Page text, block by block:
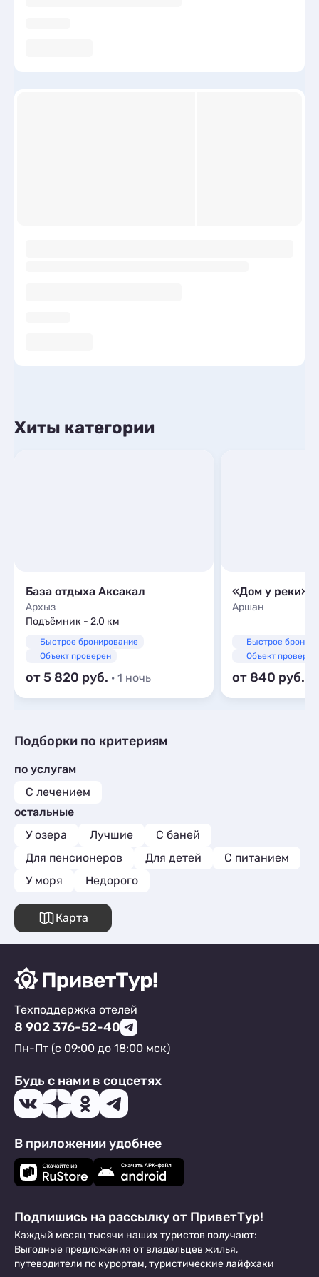
Хиты категории
База отдыха Аксакал
Архыз
Подъёмник - 2,0 км
Быстрое бронирование
Объект проверен
от 5 820 · 1 ночь
«Дом у реки»
Аршан
Быстрое
Объект проверен
от 840
Подборки по критериям
по услугам
С лечением
остальные
У озера
Лучшие
С баней
Для пенсионеров
Для детей
С питанием
У моря
Недорого
Карта
Техподдержка отелей
8 902 376-52-40
Пн-Пт (с 09:00 до 18:00 мск)
Будь с нами в соцсетях
В приложении удобнее
Подпишись на рассылку от ПриветТур!
Каждый месяц тысячи наших туристов получают:
Выгодные предложения от владельцев жилья,
путеводители по курортам, туристические лайфхаки